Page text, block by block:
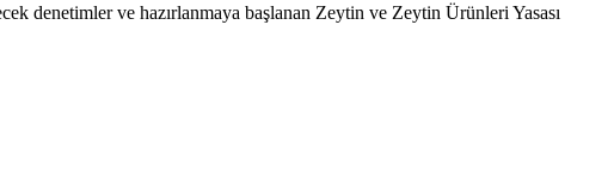
denetimler ve hazırlanmaya başlanan Zeytin ve Zeytin Ürünleri Yasası